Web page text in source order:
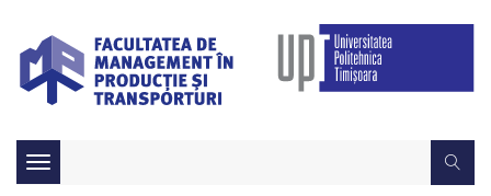
Toggle
navigation